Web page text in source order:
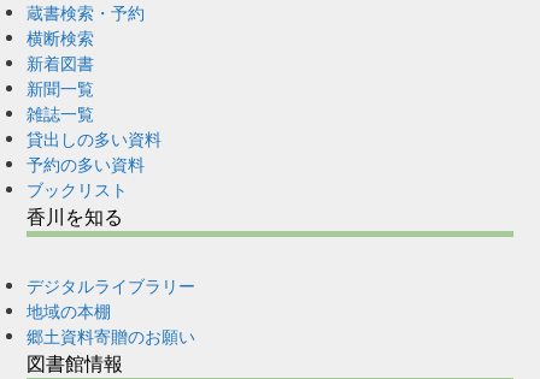
蔵書検索・予約
横断検索
新着図書
新聞一覧
雑誌一覧
貸出しの多い資料
予約の多い資料
ブックリスト
香川を知る
デジタルライブラリー
地域の本棚
郷土資料寄贈のお願い
図書館情報